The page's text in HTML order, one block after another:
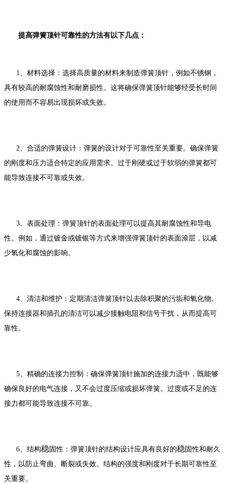
提高弹簧顶针可靠性的方法有以下几点：
1、材料选择：选择高质量的材料来制造弹簧顶针，例如不锈钢，
具有较高的耐腐蚀性和耐磨损性。这将确保弹簧顶针能够经受长时间
的使用而不容易出现损坏或失效。
2、合适的弹簧设计：弹簧的设计对于可靠性至关重要。确保弹簧
的刚度和压力适合特定的应用需求。过于刚硬或过于软弱的弹簧都可
能导致连接不可靠或失效。
3、表面处理：弹簧顶针的表面处理可以提高其耐腐蚀性和导电
性。例如，通过镀金或镀银等方式来增强弹簧顶针的表面涂层，以减
少氧化和腐蚀的影响。
4、清洁和维护：定期清洁弹簧顶针以去除积聚的污垢和氧化物。
保持连接器和插孔的清洁可以减少接触电阻和信号干扰，从而提高可
靠性。
5、精确的连接力控制：确保弹簧顶针施加的连接力适中，既能够
确保良好的电气连接，又不会过度压缩或损坏弹簧。过度或不足的连
接力都可能导致连接不可靠。
6、结构稳 固性：弹簧顶针的结构设计应具有良好的稳 固性和耐久
性，以防止弯曲、断裂或失效。结构的强度和刚度对于长期可靠性至
关重要。